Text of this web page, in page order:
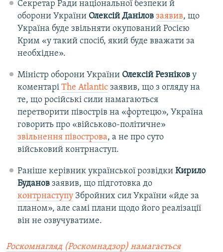
Секретар Ради національної безпеки й
оборони України Олексій Данілов заявив, що
Україна буде звільняти окупований Росією
Крим «у такий спосіб, який буде вважати за
необхідне».
Міністр оборони України Олексій Резнікову
коментарі The Atlanticзаявив, що з огляду на
те, що російські сили намагаються
перетворити півострів на «фортецю», Україна
говорить про «військово-політичне»
звільнення півострова, а не про суто
військовий контрнаступ.
Раніше керівник української розвідки Кирило
Будановзаявив, що підготовка до
контрнаступуЗбройних сил України «йде за
планом», але самі плани щодо його реалізації
він не озвучуватиме.
Роскомнагляд (Роскомнадзор) намагається